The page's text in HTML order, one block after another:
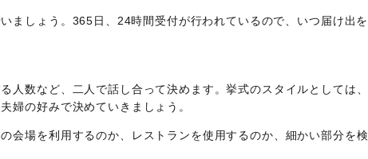
ましょう。365日、24時間受付が行われているので、いつ届け出を
人数など、二人で話し合って決めます。挙式のスタイルとしては、
婦の好みで決めていきましょう。
会場を利用するのか、レストランを使用するのか、細かい部分を検